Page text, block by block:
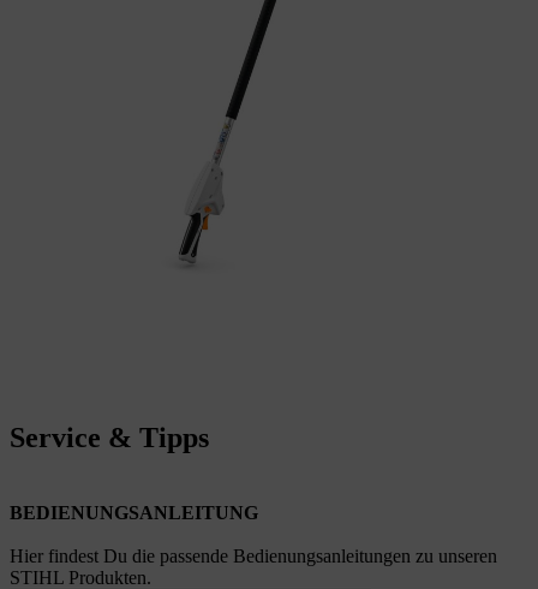
Service & Tipps
BEDIENUNGSANLEITUNG
Hier findest Du die passende Bedienungsanleitungen zu unseren
STIHL Produkten.